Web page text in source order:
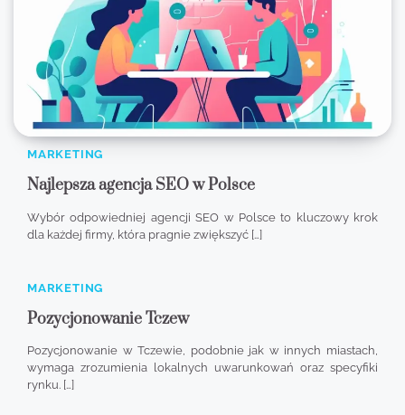
MARKETING
Najlepsza agencja SEO w Polsce
Wybór odpowiedniej agencji SEO w Polsce to kluczowy krok
dla każdej firmy, która pragnie zwiększyć […]
MARKETING
Pozycjonowanie Tczew
Pozycjonowanie w Tczewie, podobnie jak w innych miastach,
wymaga zrozumienia lokalnych uwarunkowań oraz specyfiki
rynku. […]